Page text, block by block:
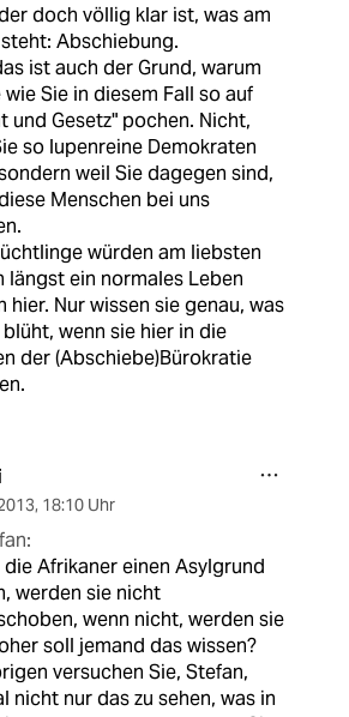
doch völlig klar ist, was am
Abschiebung.
ist auch der Grund, warum
wie Sie in diesem Fall so auf
und Gesetz" pochen. Nicht,
so lupenreine Demokraten
weil Sie dagegen sind,
Menschen bei uns
würden am liebsten
längst ein normales Leben
hier. Nur wissen sie genau, was
blüht, wenn sie hier in die
der (Abschiebe)Bürokratie
, 18:10 Uhr
die Afrikaner einen Asylgrund
werden sie nicht
wenn nicht, werden sie
soll jemand das wissen?
versuchen Sie, Stefan,
nicht nur das zu sehen, was in